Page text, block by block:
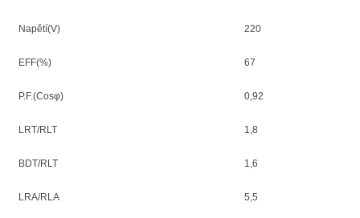
Napětí(V) 220
EFF(%) 67
P.F.(Cosφ) 0,92
LRT/RLT 1,8
BDT/RLT 1,6
LRA/RLA 5,5